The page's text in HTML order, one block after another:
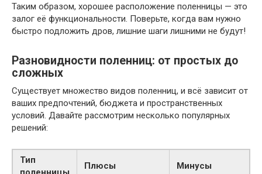
Таким образом, хорошее расположение поленницы — это
залог её функциональности. Поверьте, когда вам нужно
быстро подложить дров, лишние шаги лишними не будут!
Разновидности поленниц: от простых до
сложных
Существует множество видов поленниц, и всё зависит от
ваших предпочтений, бюджета и пространственных
условий. Давайте рассмотрим несколько популярных
решений:
Тип
Плюсы Минусы